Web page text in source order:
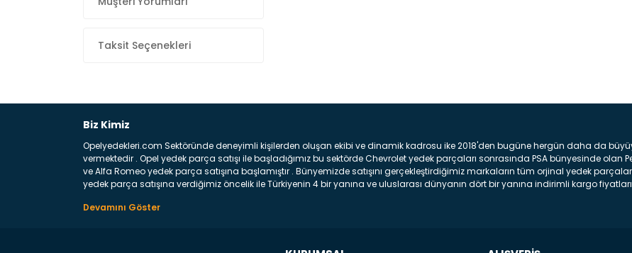
Taksit Seçenekleri
Biz Kimiz
Opelyedekleri.com Sektöründe deneyimli kişilerden oluşan ekibi ve dinamik kadrosu ike 2018'den bugüne hergün daha da
vermektedir . Opel yedek parça satışı ile başladığımız bu sektörde Chevrolet yedek parçaları sonrasında PSA bünyesinde olan
ve Alfa Romeo yedek parça satışına başlamıştır . Bünyemizde satışını gerçekleştirdiğimiz markaların tüm orjinal yedek
yedek parça satışına verdiğimiz öncelik ile Türkiyenin 4 bir yanına ve uluslarası dünyanın dört bir yanına indirimli kargo
belirttiğimiz parçalar sizlere fikir sağlayacaktır. Ön Tampon : Aracınızın ön kısmında bulunan plastik darbe emici amacı ile
üretilmiş disk ile teması sayesinde durmayı sağlayan aksam parçadır . Fren Diski : Aracımızın ön ve arka tekerlerinde bulunan